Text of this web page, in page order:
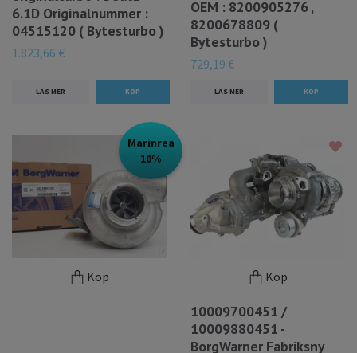
6.1D Originalnummer :
04515120 ( Bytesturbo )
1.823,66 €
LÄS MER
OEM : 8200905276 ,
8200678809 (
Bytesturbo )
729,19 €
LÄS MER
Marinrea
10%
Köp Köp
10009700451 /
10009880451 -
BorgWarner Fabriksny